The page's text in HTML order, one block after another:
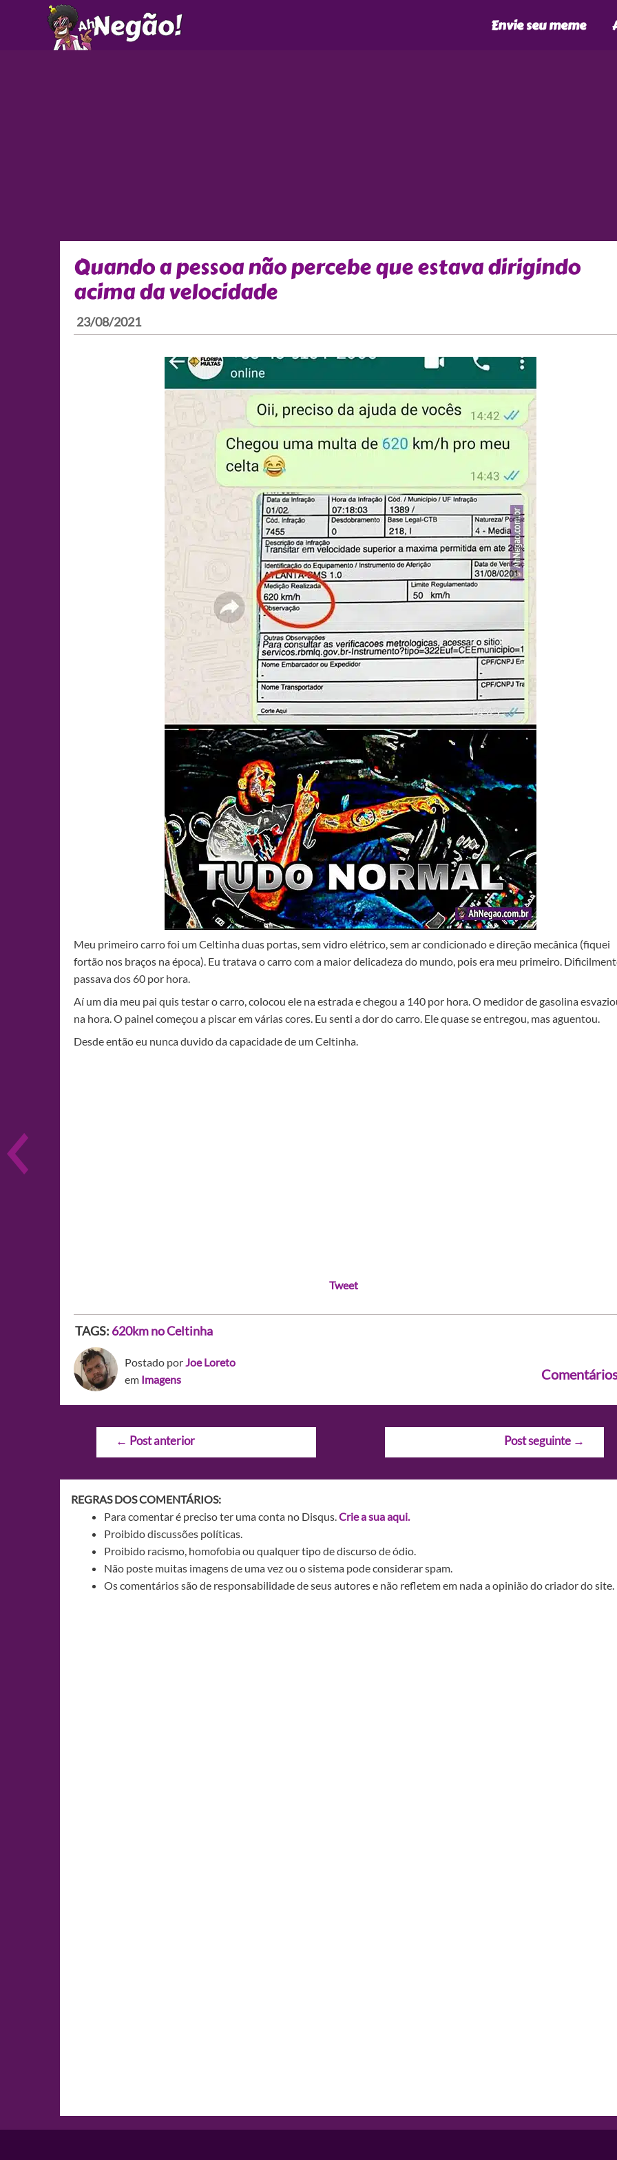
Envie seu meme
Quando a pessoa não percebe que estava dirigindo
acima da velocidade
23/08/2021
Meu primeiro carro foi um Celtinha duas portas, sem vidro elétrico, sem ar condicionado e direção mecânica (fiquei
fortão nos braços na época). Eu tratava o carro com a maior delicadeza do mundo, pois era meu primeiro.
passava dos 60 por hora.
Aí um dia meu pai quis testar o carro, colocou ele na estrada e chegou a 140 por hora. O medidor de gasolina
na hora. O painel começou a piscar em várias cores. Eu senti a dor do carro. Ele quase se entregou, mas aguentou.
Desde então eu nunca duvido da capacidade de um Celtinha.
Tweet
TAGS: 620km no Celtinha
Postado porJoe Loreto
em Imagens
Navegação
← Post anterior Post seguinte →
REGRAS DOS COMENTÁRIOS:
Para comentar é preciso ter uma conta no Disqus.Crie a sua aqui.
Proibido discussões políticas.
Proibido racismo, homofobia ou qualquer tipo de discurso de ódio.
Não poste muitas imagens de uma vez ou o sistema pode considerar spam.
Os comentários são de responsabilidade de seus autores e não refletem em nada a opinião do criador do site.